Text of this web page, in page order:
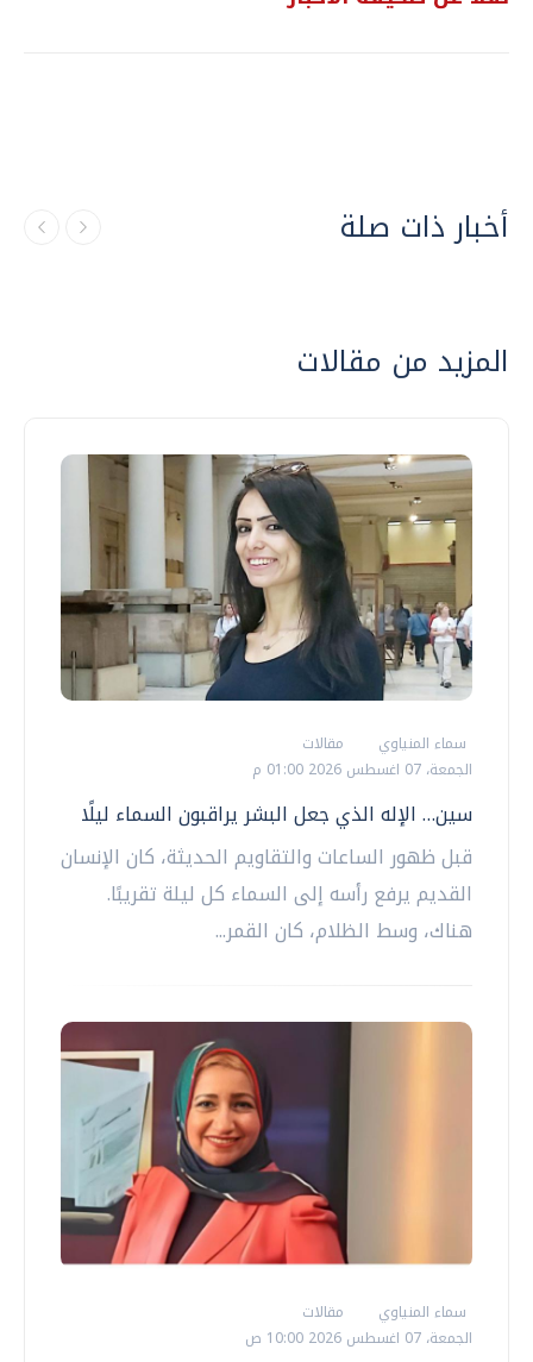
أخبار ذات صلة
المزيد من مقالات
سماء المنياوي
مقالات
الجمعة، 07 اغسطس 2026 01:00 م
سين… الإله الذي جعل البشر يراقبون السماء ليلًا
قبل ظهور الساعات والتقاويم الحديثة، كان الإنسان
القديم يرفع رأسه إلى السماء كل ليلة تقريبًا.
هناك، وسط الظلام، كان القمر...
سماء المنياوي
مقالات
الجمعة، 07 اغسطس 2026 10:00 ص